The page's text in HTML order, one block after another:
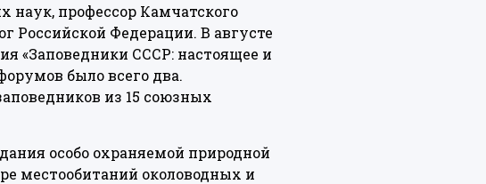
наук, профессор Камчатского
Российской Федерации. В августе
«Заповедники СССР: настоящее и
было всего два.
из 15 союзных
особо охраняемой природной
местообитаний околоводных и